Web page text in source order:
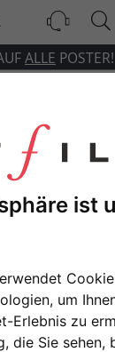
ist
um
Erlebnis zu
die Sie sehen,
ALLE POSTER!